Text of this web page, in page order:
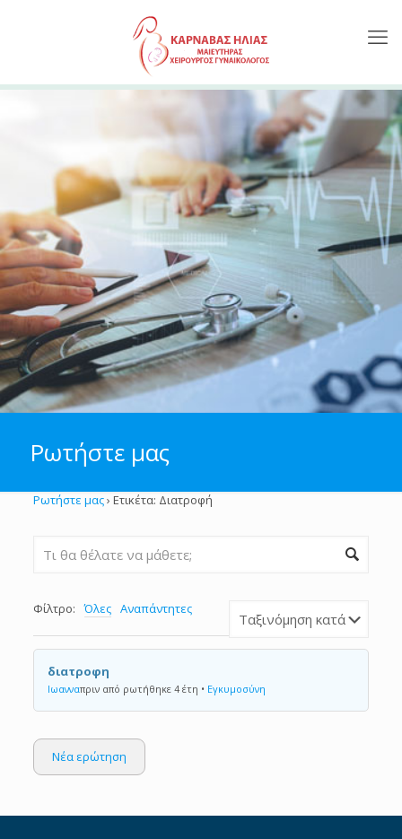
Ρωτήστε μας
Ρωτήστε μας› Ετικέτα: Διατροφή
Φίλτρο: Όλες Αναπάντητες
διατροφη
Ιωανναπριν από ρωτήθηκε 4 έτη • Εγκυμοσύνη
Νέα ερώτηση